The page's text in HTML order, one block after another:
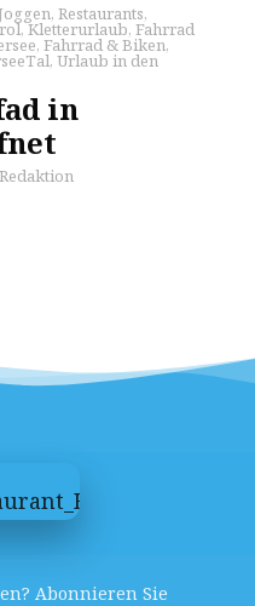
, Restaurants,
,Kletterurlaub, Fahrrad
, Fahrrad & Biken,
, Urlaub in den
in
Abonnieren Sie